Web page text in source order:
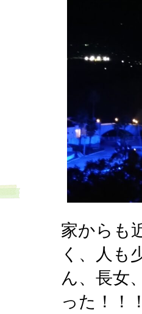
家からも
く、人も
ん、長女
った！！